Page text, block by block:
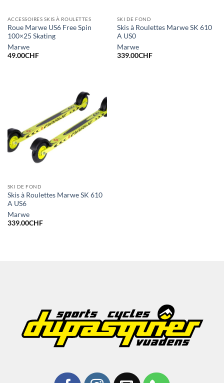
ACCESSOIRES SKIS À ROULETTES
Roue Marwe US6 Free Spin
100×25 Skating
Marwe
49.00CHF
SKI DE FOND
Skis à Roulettes Marwe SK 610
A US0
Marwe
339.00CHF
SKI DE FOND
Skis à Roulettes Marwe SK 610
A US6
Marwe
339.00CHF